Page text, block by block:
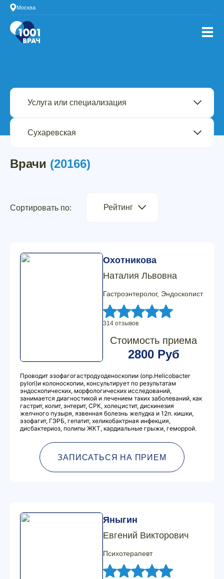
Москва
Врачи (20166)
Сортировать по: Рейтинг
Охотникова
Наталия Львовна
Гастроэнтеролог, Эндоскопист
314 отзывов
Стоимость приема
2800 Руб
Проводит эзофагогастродуоденоскопии (опр.Hеlicobacter
pylori)и колоноскопии, консультирует по результатам
эндоскопических, морфологических исследований,
занимается диагностикой и лечением таких заболеваний, как
гастрит, колит, энтерит, СРК, холецистит, дискинезия
желчного пузыря, язвенная болезнь желудка и 12п. кишки,
эзофагит, ГЭРБ, гепатит, хеликобактрная инфекция,
дисбактериоз, полипы ЖКТ, кардиальные грыжи, геморрой.
ЗАПИСАТЬСЯ НА ПРИЕМ
Яныгин
Евгений Викторович
Психотерапевт